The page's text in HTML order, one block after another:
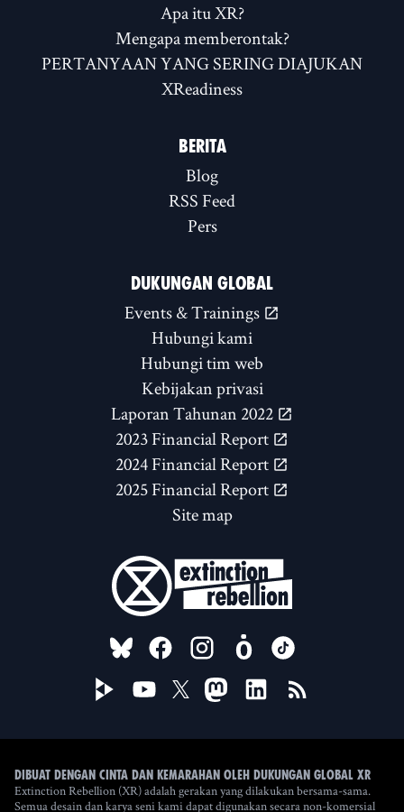
Apa itu XR?
Mengapa memberontak?
PERTANYAAN YANG SERING DIAJUKAN
XReadiness
BERITA
Blog
RSS Feed
Pers
DUKUNGAN GLOBAL
Events & Trainings
Hubungi kami
Hubungi tim web
Kebijakan privasi
Laporan Tahunan 2022
2023 Financial Report
2024 Financial Report
2025 Financial Report
Site map
FOLLOW US ON
Dibuat dengan cinta dan kemarahan oleh Dukungan Global XR
Extinction Rebellion (XR) adalah gerakan yang dilakukan bersama-sama.
Semua desain dan karya seni kami dapat digunakan secara non-komersial